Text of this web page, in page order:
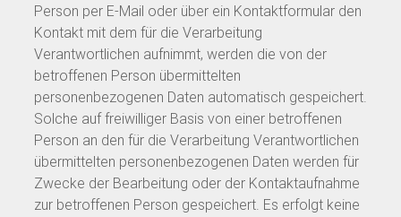
Person per E-Mail oder über ein Kontaktformular den
Kontakt mit dem für die Verarbeitung
Verantwortlichen aufnimmt, werden die von der
betroffenen Person übermittelten
personenbezogenen Daten automatisch gespeichert.
Solche auf freiwilliger Basis von einer betroffenen
Person an den für die Verarbeitung Verantwortlichen
übermittelten personenbezogenen Daten werden für
Zwecke der Bearbeitung oder der Kontaktaufnahme
zur betroffenen Person gespeichert. Es erfolgt keine